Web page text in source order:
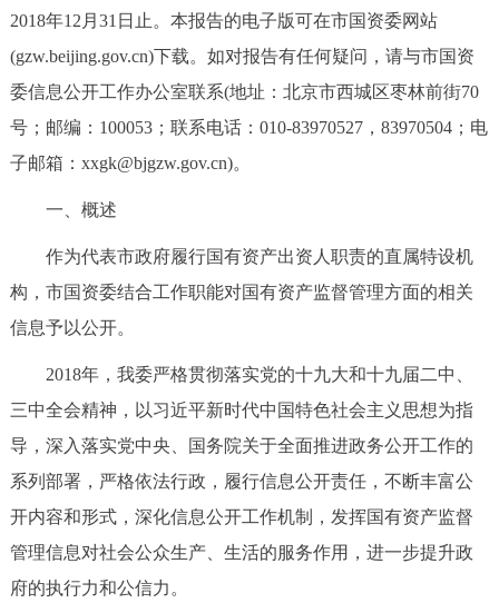
中介服务 阳光政务
政民互动
12345网上接诉即办 我要咨询 我要建议
走进北京
北京概况 十六区概览 人文北京
绿色北京 图说北京 视频北京
多语种
ENGLISH 한국어 日本語
DEUTSCH FRANÇAIS РУССКИЙ ЯЗЫК
2018年12月31日止。本报告的电子版可在市国资委网站
(gzw.beijing.gov.cn)下载。如对报告有任何疑问，请与市国资
委信息公开工作办公室联系(地址：北京市西城区枣林前街70
号；邮编：100053；联系电话：010-83970527，83970504；电
子邮箱：xxgk@bjgzw.gov.cn)。
一、概述
作为代表市政府履行国有资产出资人职责的直属特设机
构，市国资委结合工作职能对国有资产监督管理方面的相关
信息予以公开。
2018年，我委严格贯彻落实党的十九大和十九届二中、
三中全会精神，以习近平新时代中国特色社会主义思想为指
导，深入落实党中央、国务院关于全面推进政务公开工作的
系列部署，严格依法行政，履行信息公开责任，不断丰富公
开内容和形式，深化信息公开工作机制，发挥国有资产监督
管理信息对社会公众生产、生活的服务作用，进一步提升政
府的执行力和公信力。